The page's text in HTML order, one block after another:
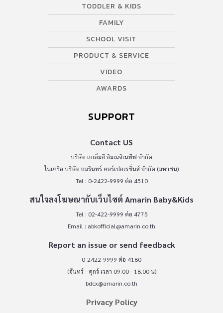
TODDLER & KIDS
FAMILY
SCHOOL VISIT
PRODUCT & SERVICE
VIDEO
AWARDS
SUPPORT
Contact US
บริษัท เอเอ็มอี อิมเมจิเนทีฟ จำกัด
ในเครือ บริษัท อมรินทร์ คอร์เปอเรชั่นส์ จำกัด (มหาชน)
Tel : 0-2422-9999 ต่อ 4510
สนใจลงโฆษณากับเว็บไซต์ Amarin Baby&Kids
Tel : 02-422-9999 ต่อ 4775
Email : abkofficial@amarin.co.th
Report an issue or send feedback
0-2422-9999 ต่อ 4180
(จันทร์ - ศุกร์ เวลา 09.00 - 18.00 น)
bdcx@amarin.co.th
Privacy Policy